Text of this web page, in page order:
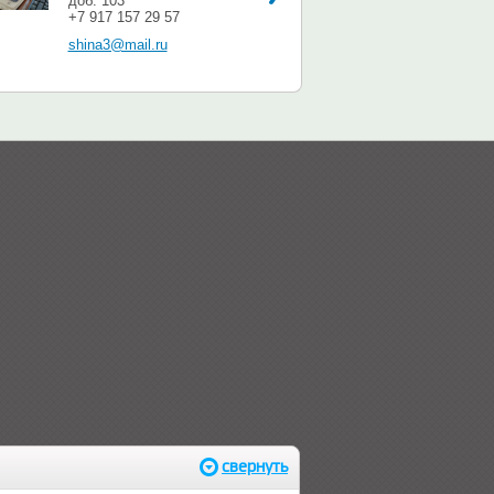
+7 917 157 29 57
shina3@mail.ru
свернуть